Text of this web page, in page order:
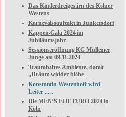
Das Kinderdreigestirn des Kölner
Westens
Karnevalssauftakt in Junkersdorf
Kappen-Gala 2024 im
Jubiläumsjahr
Sessionseröffnung KG Müllemer
Junge am 09.11.2024
Traumhaftes Ambiente, damit
„Dräum widder blöhe
Konstantin Westenhoff wird
Leiter ......
Die MEN’S EHF EURO 2024 in
Köln